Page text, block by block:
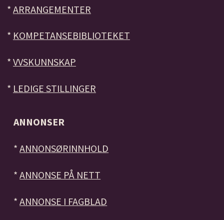
* ARRANGEMENTER
* KOMPETANSEBIBLIOTEKET
* VVSKUNNSKAP
* LEDIGE STILLINGER
ANNONSER
*ANNONSØRINNHOLD
*ANNONSE PÅ NETT
*ANNONSE I FAGBLAD